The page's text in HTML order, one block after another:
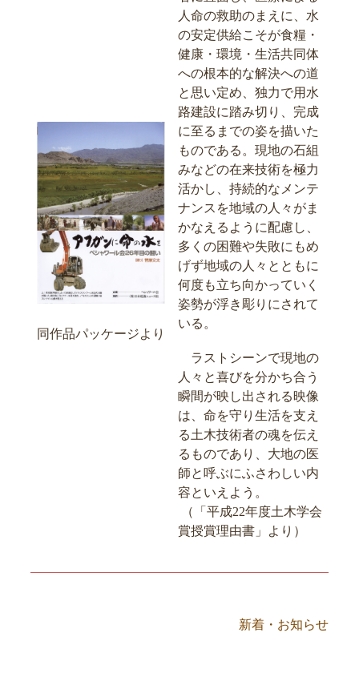
同作品パッケージより
人命の救助のまえに、水
の安定供給こそが食糧・
健康・環境・生活共同体
への根本的な解決への道
と思い定め、独力で用水
路建設に踏み切り、完成
に至るまでの姿を描いた
ものである。現地の石組
みなどの在来技術を極力
活かし、持続的なメンテ
ナンスを地域の人々がま
かなえるように配慮し、
多くの困難や失敗にもめ
げず地域の人々とともに
何度も立ち向かっていく
姿勢が浮き彫りにされて
いる。
ラストシーンで現地の
人々と喜びを分かち合う
瞬間が映し出される映像
は、命を守り生活を支え
る土木技術者の魂を伝え
るものであり、大地の医
師と呼ぶにふさわしい内
容といえよう。
（「平成22年度土木学会
賞授賞理由書」より）
新着・お知らせ